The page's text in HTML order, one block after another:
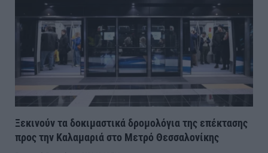
Ξεκινούν τα δοκιμαστικά δρομολόγια της επέκτασης
προς την Καλαμαριά στο Μετρό Θεσσαλονίκης